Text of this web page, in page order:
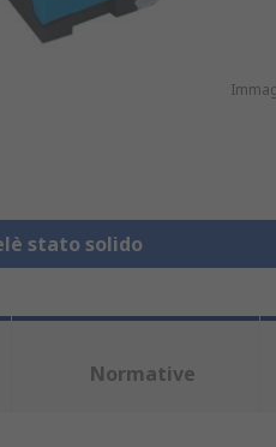
stato solido
Normative